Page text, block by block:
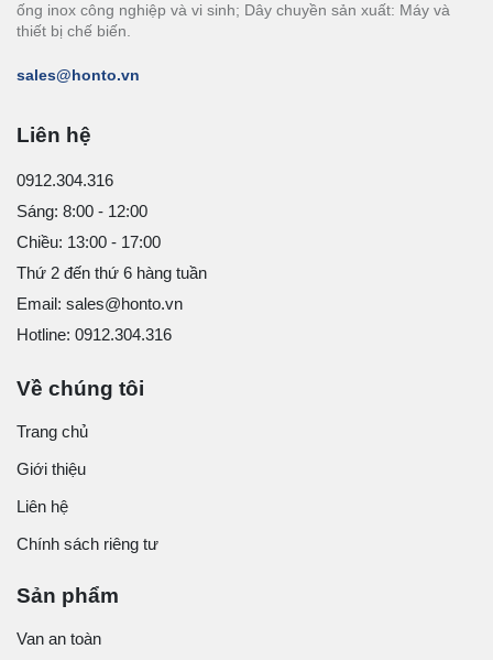
ống inox công nghiệp và vi sinh; Dây chuyền sản xuất: Máy và
thiết bị chế biến.
sales@honto.vn
Liên hệ
0912.304.316
Sáng: 8:00 - 12:00
Chiều: 13:00 - 17:00
Thứ 2 đến thứ 6 hàng tuần
Email: sales@honto.vn
Hotline: 0912.304.316
Về chúng tôi
Trang chủ
Giới thiệu
Liên hệ
Chính sách riêng tư
Sản phẩm
Van an toàn